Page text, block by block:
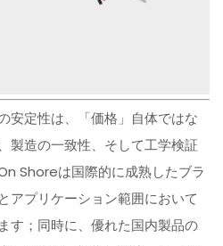
安定性は、「価格」自体ではな
製造の一致性、そして工学検証
Shoreは国際的に成熟したブラ
アプリケーション範囲において
す；同時に、優れた国内製品の